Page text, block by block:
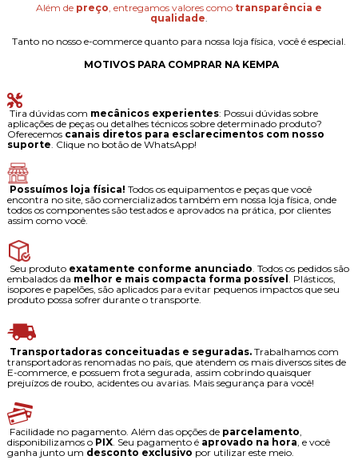
Além de preço , entregamos valores como transparência e
qualidade
Tanto no nosso e-commerce quanto para nossa loja física, você é especial.
MOTIVOS PARA COMPRAR NA KEMPA
Tira dúvidas com mecânicos experientes: Possui dúvidas sobre
aplicações de peças ou detalhes técnicos sobre determinado produto?
Oferecemos canais diretos para esclarecimentos com nosso
suporte . Clique no botão de WhatsApp!
Possuímos loja física! Todos os equipamentos e peças que você
encontra no site, são comercializados também em nossa loja física, onde
todos os componentes são testados e aprovados na prática, por clientes
assim como você.
Seu produto exatamente conforme anunciado . Todos os pedidos são
embalados da melhor e mais compacta forma possível . Plásticos,
isopores e papelões, são aplicados para evitar pequenos impactos que seu
produto possa sofrer durante o transporte.
Transportadoras conceituadas e seguradas.Trabalhamos com
transportadoras renomadas no país, que atendem os mais diversos sites de
E-commerce, e possuem frota segurada, assim cobrindo quaisquer
prejuízos de roubo, acidentes ou avarias. Mais segurança para você!
Facilidade no pagamento. Além das opções de parcelamento
disponibilizamos o PIX. Seu pagamento é aprovado na hora , e você
ganha junto um desconto exclusivo por utilizar este meio.